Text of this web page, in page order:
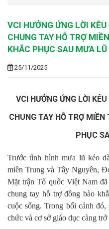
VCI HƯỞNG ỨNG LỜI
CHUNG TAY HỖ TRỢ
KHẮC PHỤC SAU MƯA LŨ
25/11/2025
VCI HƯỞNG ỨNG LỜI
CHUNG TAY HỖ TRỢ
PHỤC
Trước tình hình mưa lũ kéo
miền Trung và Tây Nguyên,
Mặt trận Tổ quốc Việt Nam
chung tay hỗ trợ đồng bào
cuộc sống. Trong bối cảnh
chức và cơ sở giáo dục càng